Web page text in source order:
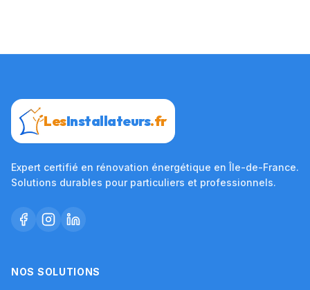
LesInstallateurs.fr
Expert certifié en rénovation énergétique en Île-de-France.
Solutions durables pour particuliers et professionnels.
NOS SOLUTIONS